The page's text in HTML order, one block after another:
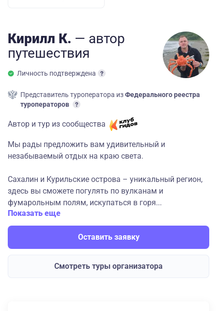
Кирилл К. — автор
путешествия
Личность подтверждена
Представитель туроператора изФедерального реестра
туроператоров
Автор и тур из сообщества
Мы рады предложить вам удивительный и
незабываемый отдых на краю света.
Сахалин и Курильские острова – уникальный регион,
здесь вы сможете погулять по вулканам и
фумарольным полям, искупаться в горя...
Показать еще
Оставить заявку
Смотреть туры организатора